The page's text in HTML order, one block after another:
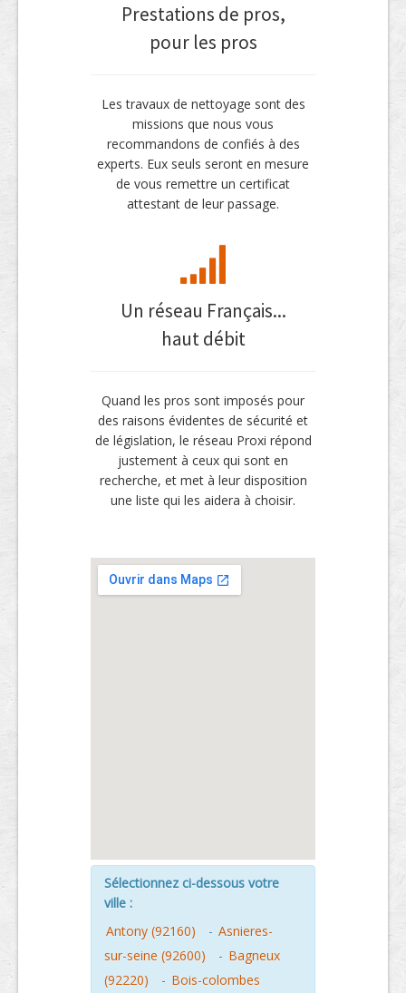
Prestations de pros,
pour les pros
Les travaux de nettoyage sont des
missions que nous vous
recommandons de confiés à des
experts. Eux seuls seront en mesure
de vous remettre un certificat
attestant de leur passage.
Un réseau Français...
haut débit
Quand les pros sont imposés pour
des raisons évidentes de sécurité et
de législation, le réseau Proxi répond
justement à ceux qui sont en
recherche, et met à leur disposition
une liste qui les aidera à choisir.
Sélectionnez ci-dessous votre
ville :
Antony (92160)
- Asnieres-
sur-seine (92600)
- Bagneux
(92220)
- Bois-colombes